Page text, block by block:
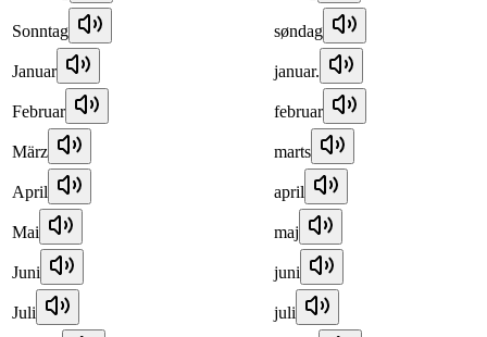
Sonntag søndag
Januar januar.
Februar februar
März marts
April april
Mai maj
Juni juni
Juli juli